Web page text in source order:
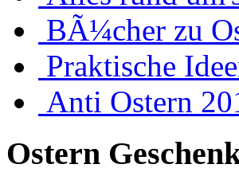
BÃ¼cher zu
Praktische
Anti Ostern
Ostern